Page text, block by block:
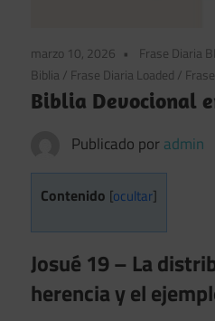
marzo 10, 2026 Frase Diaria
Biblia / Frase Diaria Loaded /
Biblia Devocional
Publicado por admin
Contenido [ocultar]
Josué 19 – La
herencia y el